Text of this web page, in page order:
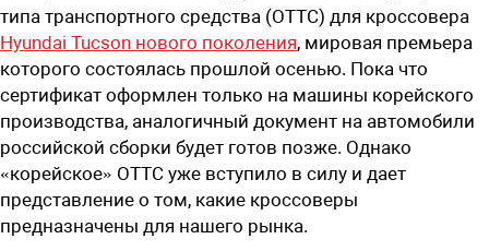
типа транспортного средства (ОТТС) для кроссовера
Hyundai Tucson нового поколения, мировая премьера
которого состоялась прошлой осенью. Пока что
сертификат оформлен только на машины корейского
производства, аналогичный документ на автомобили
российской сборки будет готов позже. Однако
«корейское» ОТТС уже вступило в силу и дает
представление о том, какие кроссоверы
предназначены для нашего рынка.